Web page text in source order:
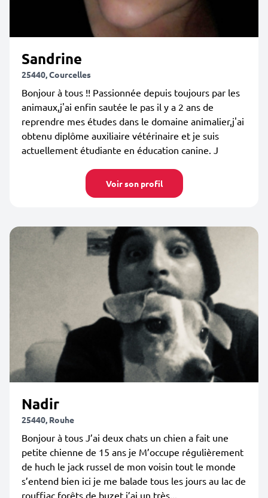
Sandrine
25440, Courcelles
Bonjour à tous !! Passionnée depuis toujours par les
animaux,j'ai enfin sautée le pas il y a 2 ans de
reprendre mes études dans le domaine animalier,j'ai
obtenu diplôme auxiliaire vétérinaire et je suis
actuellement étudiante en éducation canine. J
Voir son profil
Nadir
25440, Rouhe
Bonjour à tous J’ai deux chats un chien a fait une
petite chienne de 15 ans je M’occupe régulièrement
de huch le jack russel de mon voisin tout le monde
s’entend bien ici je me balade tous les jours au lac de
rouffiac forêts de buzet j’ai un très...